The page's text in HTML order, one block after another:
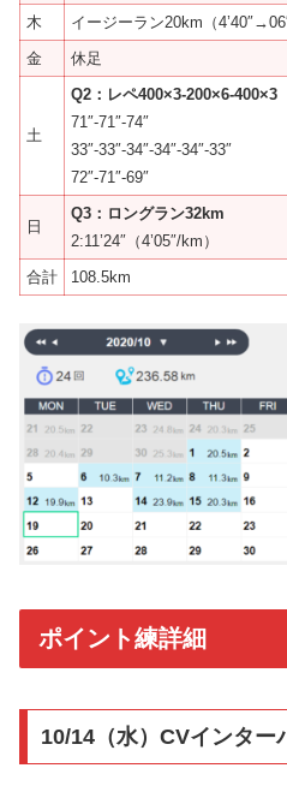
木
イージーラン20km（
金
休足
土
Q2：レペ400×3-200×6-400×3
71″-71″-74″
33″-33″-34″-34″-34″-33″
72″-71″-69″
日
Q3：ロングラン32km
2:11’24″（4’05″/km）
合計
108.5km
ポイント練詳細
10/14（水）CVインター